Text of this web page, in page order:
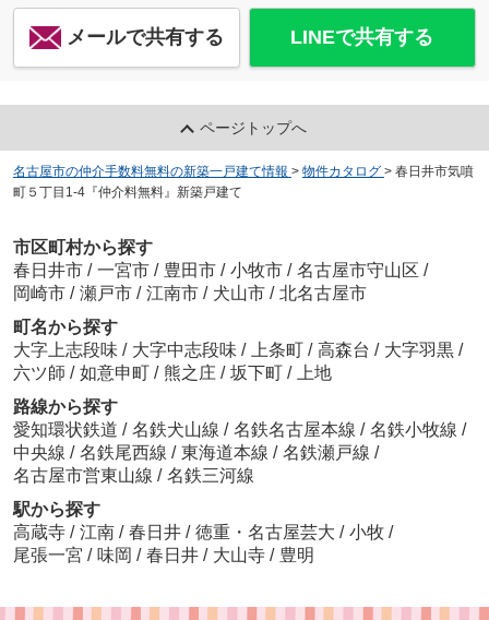
メールで共有する LINEで共有する
ページトップへ
名古屋市の仲介手数料無料の新築一戸建て情報 > 物件カタログ > 春日井市気噴
町５丁目1-4『仲介料無料』新築戸建て
市区町村から探す
春日井市 / 一宮市 / 豊田市 / 小牧市 / 名古屋市守山区 /
岡崎市 / 瀬戸市 / 江南市 / 犬山市 / 北名古屋市
町名から探す
大字上志段味 / 大字中志段味 / 上条町 / 高森台 / 大字羽黒 /
六ツ師 / 如意申町 / 熊之庄 / 坂下町 /
上地
路線から探す
愛知環状鉄道 / 名鉄犬山線 / 名鉄名古屋本線 / 名鉄小牧線 /
中央線 / 名鉄尾西線 / 東海道本線 / 名鉄瀬戸線 /
名古屋市営東山線 / 名鉄三河線
駅から探す
高蔵寺 / 江南 / 春日井 / 徳重・名古屋芸大 / 小牧 /
尾張一宮 / 味岡 / 春日井 / 大山寺 / 豊明